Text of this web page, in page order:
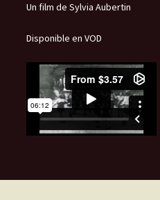
Un film de Sylvia Aubertin
Disponible en VOD